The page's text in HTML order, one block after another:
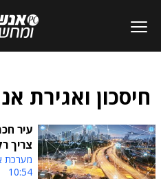
חיסכון ואגירת
עיר
צריך
מערכת
10:54